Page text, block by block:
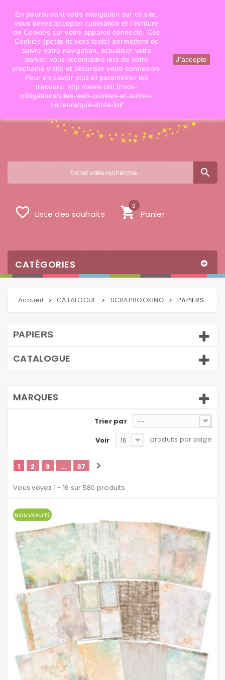
Téléphone: 06 09 14 02 79 Email: info@doigtsdefees.com
Mon compte
search
shopping_cart Panier
0
favorite_border Liste des souhaits
CATÉGORIES
Accueil > CATALOGUE > SCRAPBOOKING > PAPIERS
PAPIERS
CATALOGUE
MARQUES
Trier par --
Voir 16 produits par page
1 2 3 ... 37
Vous voyez 1 - 16 sur 580 produits
NOUVEAUTÉ
En poursuivant votre navigation sur ce site,
vous devez accepter l’utilisation et l'écriture
de Cookies sur votre appareil connecté. Ces
Cookies (petits fichiers texte) permettent de
suivre votre navigation, actualiser votre
panier, vous reconnaitre lors de votre
prochaine visite et sécuriser votre connexion.
Pour en savoir plus et paramétrer les
traceurs: http://www.cnil.fr/vos-
obligations/sites-web-cookies-et-autres-
traceurs/que-dit-la-loi/
J'accepte